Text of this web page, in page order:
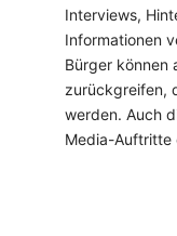
Interviews,
Informationen
Bürger können
zurückgreifen,
werden. Auch
Media-Auftritte